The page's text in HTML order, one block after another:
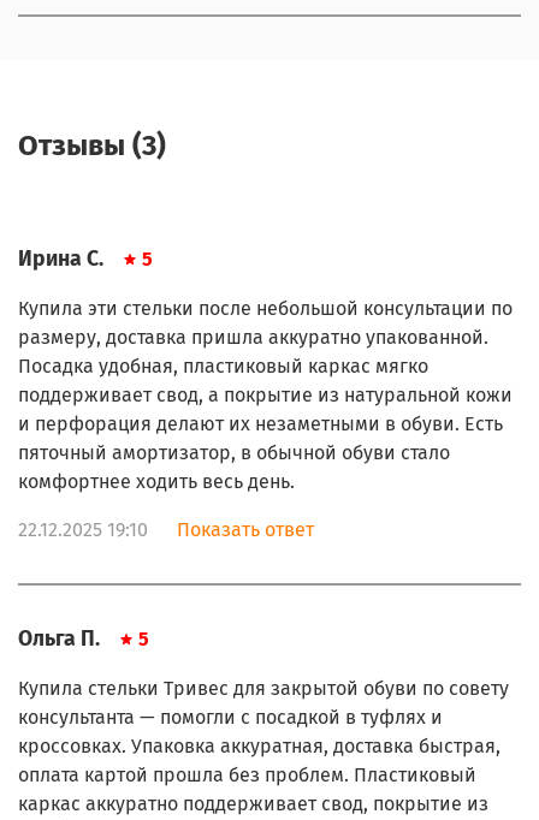
Отзывы (3)
Ирина С. 5
Купила эти стельки после небольшой консультации по
размеру, доставка пришла аккуратно упакованной.
Посадка удобная, пластиковый каркас мягко
поддерживает свод, а покрытие из натуральной кожи
и перфорация делают их незаметными в обуви. Есть
пяточный амортизатор, в обычной обуви стало
комфортнее ходить весь день.
22.12.2025 19:10 Показать ответ
Ольга П. 5
Купила стельки Тривес для закрытой обуви по совету
консультанта — помогли с посадкой в туфлях и
кроссовках. Упаковка аккуратная, доставка быстрая,
оплата картой прошла без проблем. Пластиковый
каркас аккуратно поддерживает свод, покрытие из